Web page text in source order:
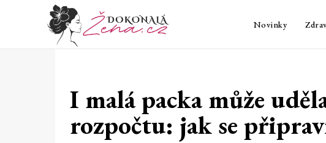
Novinky
I malá packa může
rozpočtu: jak se